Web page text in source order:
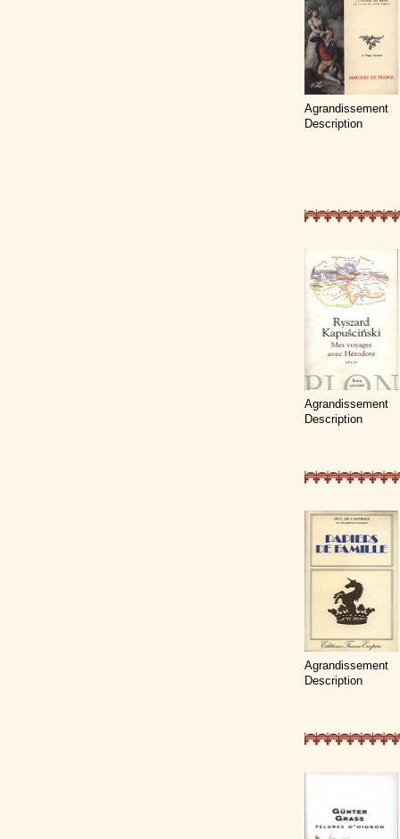
Agrandissement
Description
Agrandissement
Description
Agrandissement
Description